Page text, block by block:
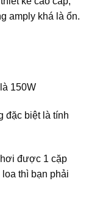
amply khá là ổn.
150W
đặc biệt là tính
được 1 cặp
thì bạn phải